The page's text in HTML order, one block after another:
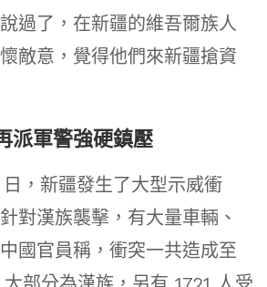
過了，在新疆的維吾爾族人
敵意，覺得他們來新疆搶資
派軍警強硬鎮壓
，新疆發生了大型示威衝
對漢族襲擊，有大量車輛、
國官員稱，衝突一共造成至